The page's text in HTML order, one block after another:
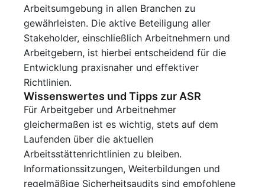
Arbeitsumgebung in allen Branchen zu
gewährleisten. Die aktive Beteiligung aller
Stakeholder, einschließlich Arbeitnehmern und
Arbeitgebern, ist hierbei entscheidend für die
Entwicklung praxisnaher und effektiver
Richtlinien.
Wissenswertes und Tipps zur ASR
Für Arbeitgeber und Arbeitnehmer
gleichermaßen ist es wichtig, stets auf dem
Laufenden über die aktuellen
Arbeitsstättenrichtlinien zu bleiben.
Informationssitzungen, Weiterbildungen und
regelmäßige Sicherheitsaudits sind empfohlene